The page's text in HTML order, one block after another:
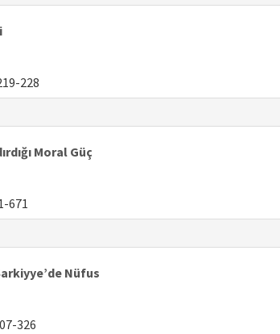
228
Moral Güç
671
Nüfus
326